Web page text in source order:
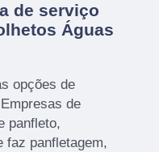
de serviço
Águas
opções de
de
panfleto,
faz panfletagem,